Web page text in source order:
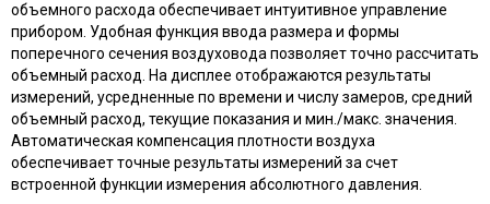
объемного расхода обеспечивает интуитивное управление
прибором. Удобная функция ввода размера и формы
поперечного сечения воздуховода позволяет точно рассчитать
объемный расход. На дисплее отображаются результаты
измерений, усредненные по времени и числу замеров, средний
объемный расход, текущие показания и мин./макс. значения.
Автоматическая компенсация плотности воздуха
обеспечивает точные результаты измерений за счет
встроенной функции измерения абсолютного давления.